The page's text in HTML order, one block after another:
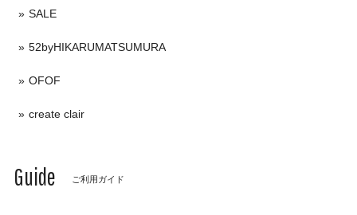
SALE
52byHIKARUMATSUMURA
OFOF
create clair
Guide ご利用ガイド